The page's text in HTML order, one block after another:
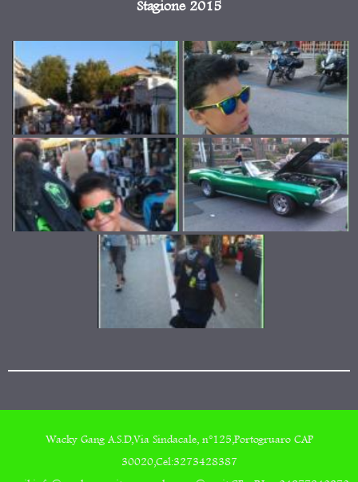
Stagione 2015
Wacky Gang A.S.D,Via Sindacale, n°125,Portogruaro CAP
30020,Cel:3273428387